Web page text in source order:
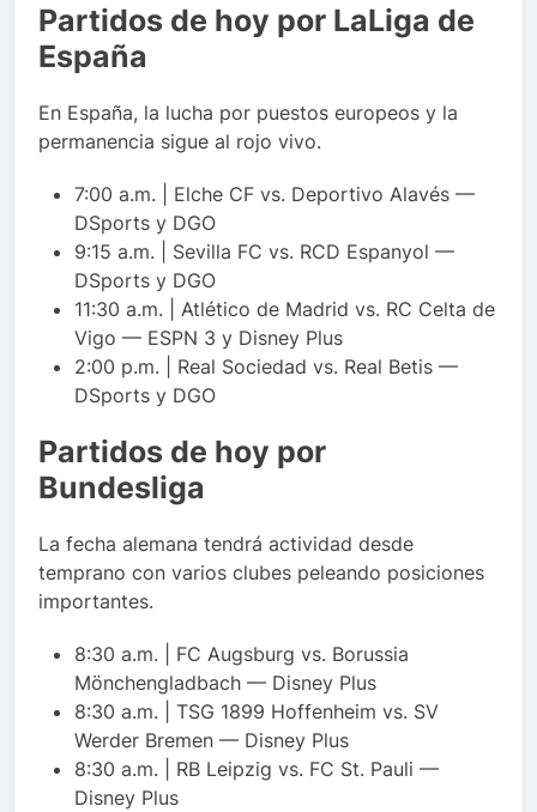
Partidos de hoy por LaLiga de
España
En España, la lucha por puestos europeos y la
permanencia sigue al rojo vivo.
7:00 a.m. | Elche CF vs. Deportivo Alavés —
DSports y DGO
9:15 a.m. | Sevilla FC vs. RCD Espanyol —
DSports y DGO
11:30 a.m. | Atlético de Madrid vs. RC Celta de
Vigo — ESPN 3 y Disney Plus
2:00 p.m. | Real Sociedad vs. Real Betis —
DSports y DGO
Partidos de hoy por
Bundesliga
La fecha alemana tendrá actividad desde
temprano con varios clubes peleando posiciones
importantes.
8:30 a.m. | FC Augsburg vs. Borussia
Mönchengladbach — Disney Plus
8:30 a.m. | TSG 1899 Hoffenheim vs. SV
Werder Bremen — Disney Plus
8:30 a.m. | RB Leipzig vs. FC St. Pauli —
Disney Plus